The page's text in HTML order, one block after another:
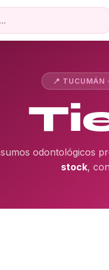
📍 TUCUMÁN
odontológicos
stock,